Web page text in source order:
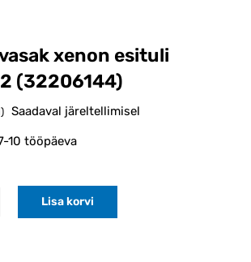
xenon esituli
(32206144)
Saadaval järeltellimisel
10 tööpäeva
Lisa korvi